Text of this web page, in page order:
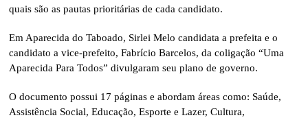
quais são as pautas prioritárias de cada candidato.
Em Aparecida do Taboado, Sirlei Melo candidata a prefeita e o
candidato a vice-prefeito, Fabrício Barcelos, da coligação “Uma
Aparecida Para Todos” divulgaram seu plano de governo.
O documento possui 17 páginas e abordam áreas como: Saúde,
Assistência Social, Educação, Esporte e Lazer, Cultura,